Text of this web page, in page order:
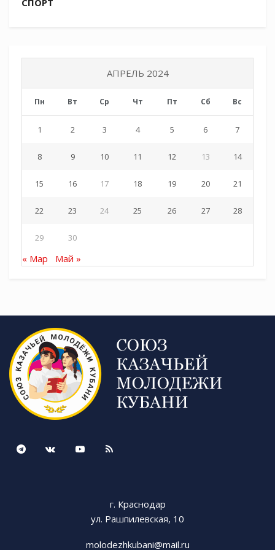
АПРЕЛЬ 2024
Пн Вт Ср Чт Пт Сб Вс
1 2 3 4 5 6 7
8 9 10 11 12 13 14
15 16 17 18 19 20 21
22 23 24 25 26 27 28
29 30
« Мар Май »
г. Краснодар
ул. Рашпилевская, 10
molodezhkubani@mail.ru